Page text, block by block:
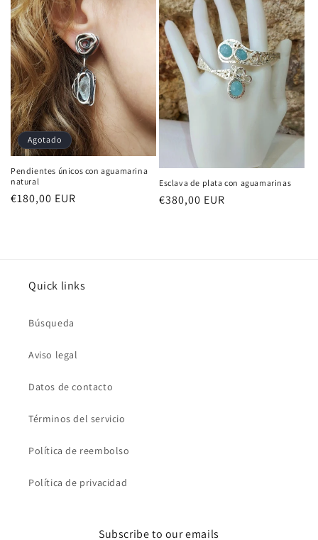
Agotado
Pendientes únicos con aguamarina
natural
Precio
€180,00 EUR
Esclava de plata con aguamarinas
Precio
€380,00 EUR
Quick links
Búsqueda
Aviso legal
Datos de contacto
Términos del servicio
Política de reembolso
Política de privacidad
Subscribe to our emails